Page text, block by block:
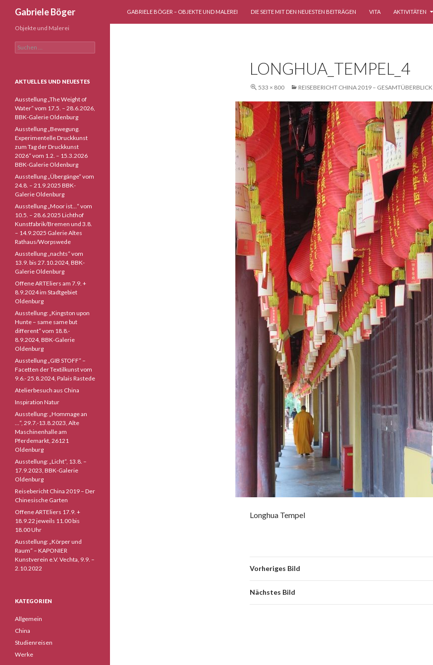
Gabriele Böger
GABRIELE BÖGER – OBJEKTE UND MALEREI
DIE SEITE MIT DEN NEUESTEN BEITRÄGEN VITA AKTIVITÄTEN
LONGHUA_TEMPEL_4
533 × 800 REISEBERICHT CHINA 2019 – GESAMTÜBERBLICK
Longhua Tempel
Vorheriges Bild
Nächstes Bild
Objekte und Malerei
Suchen
nach:
AKTUELLES UND NEUESTES
Ausstellung „The Weight of
Water“ vom 17.5. – 28.6.2026,
BBK-Galerie Oldenburg
Ausstellung „Bewegung.
Experimentelle Druckkunst
zum Tag der Druckkunst
2026“ vom 1.2. – 15.3.2026
BBK-Galerie Oldenburg
Ausstellung „Übergänge“ vom
24.8. – 21.9.2025 BBK-
Galerie Oldenburg
Ausstellung „Moor ist…“ vom
10.5. – 28.6.2025 Lichthof
Kunstfabrik/Bremen und 3.8.
– 14.9.2025 Galerie Altes
Rathaus/Worpswede
Ausstellung „nachts“ vom
13.9. bis 27.10.2024, BBK-
Galerie Oldenburg
Offene ARTEliers am 7.9. +
8.9.2024 im Stadtgebiet
Oldenburg
Ausstellung: „Kingston upon
Hunte – same same but
different“ vom 18.8.-
8.9.2024, BBK-Galerie
Oldenburg
Ausstellung „GIB STOFF“ –
Facetten der Textilkunst vom
9.6.- 25.8.2024, Palais Rastede
Atelierbesuch aus China
Inspiration Natur
Ausstellung: „Hommage an
…“, 29.7.-13.8.2023, Alte
Maschinenhalle am
Pferdemarkt, 26121
Oldenburg
Ausstellung: „Licht“, 13.8. –
17.9.2023, BBK-Galerie
Oldenburg
Reisebericht China 2019 – Der
Chinesische Garten
Offene ARTEliers 17.9. +
18.9.22 jeweils 11.00 bis
18.00 Uhr
Ausstellung: „Körper und
Raum“ – KAPONIER
Kunstverein e.V. Vechta, 9.9. –
2.10.2022
KATEGORIEN
Allgemein
China
Studienreisen
Werke